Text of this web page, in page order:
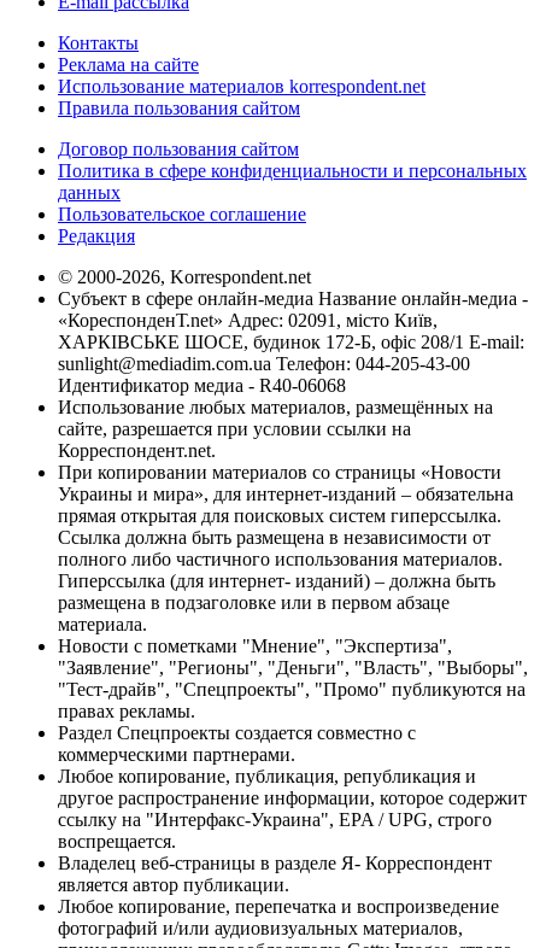
Контакты
Реклама на сайте
Использование материалов korrespondent.net
Правила пользования сайтом
Договор пользования сайтом
Политика в сфере конфиденциальности и персональных
данных
Пользовательское соглашение
Редакция
© 2000-2026, Korrespondent.net
Субъект в сфере онлайн-медиа Название онлайн-медиа -
«КореспонденТ.net» Адрес: 02091, місто Київ,
ХАРКІВСЬКЕ ШОСЕ, будинок 172-Б, офіс 208/1 E-mail:
sunlight@mediadim.com.ua Телефон: 044-205-43-00
Идентификатор медиа - R40-06068
Использование любых материалов, размещённых на
сайте, разрешается при условии ссылки на
Корреспондент.net.
При копировании материалов со страницы «Новости
Украины и мира», для интернет-изданий – обязательна
прямая открытая для поисковых систем гиперссылка.
Ссылка должна быть размещена в независимости от
полного либо частичного использования материалов.
Гиперссылка (для интернет- изданий) – должна быть
размещена в подзаголовке или в первом абзаце
материала.
Новости с пометками "Мнение", "Экспертиза",
"Заявление", "Регионы", "Деньги", "Власть", "Выборы",
"Тест-драйв", "Спецпроекты", "Промо" публикуются на
правах рекламы.
Раздел Спецпроекты создается совместно с
коммерческими партнерами.
Любое копирование, публикация, републикация и
другое распространение информации, которое содержит
ссылку на "Интерфакс-Украина", EPA / UPG, строго
воспрещается.
Владелец веб-страницы в разделе Я- Корреспондент
является автор публикации.
Любое копирование, перепечатка и воспроизведение
фотографий и/или аудиовизуальных материалов,